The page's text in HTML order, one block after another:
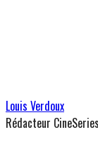
Louis Verdoux
Rédacteur